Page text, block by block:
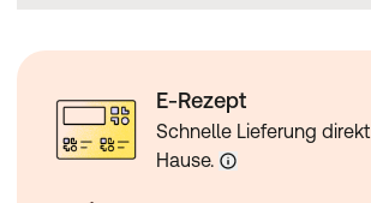
E-Rezept
Schnelle Lieferung
Hause.